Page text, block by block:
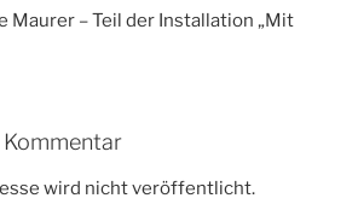
Maurer – Teil der Installation „Mit
Kommentar
wird nicht veröffentlicht.